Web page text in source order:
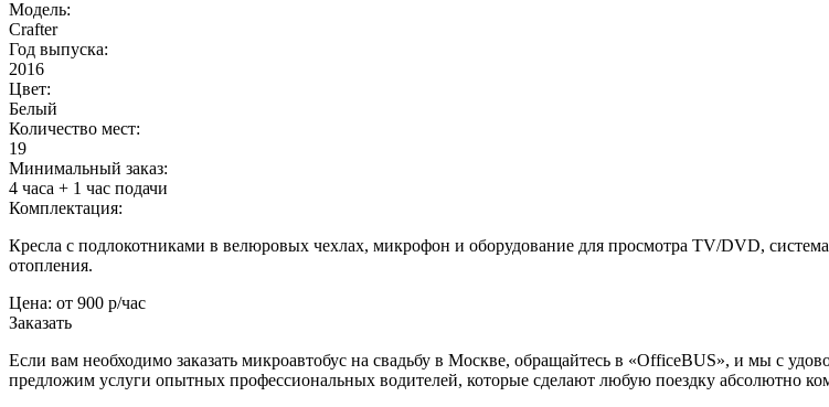
Модель:
Crafter
Год выпуска:
2016
Цвет:
Белый
Количество мест:
19
Минимальный заказ:
4 часа + 1 час подачи
Комплектация:
Кресла с подлокотниками в велюровых чехлах, микрофон и оборудование для просмотра TV/DVD,
отопления.
Цена: от 900 р/час
Заказать
Если вам необходимо заказать микроавтобус на свадьбу в Москве, обращайтесь в «OfficeBUS», и мы с
предложим услуги опытных профессиональных водителей, которые сделают любую поездку абсолютно